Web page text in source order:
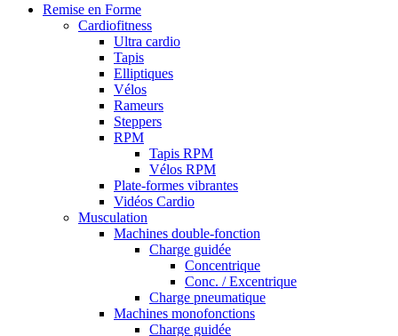
Remise en Forme
Cardiofitness
Ultra cardio
Tapis
Elliptiques
Vélos
Rameurs
Steppers
RPM
Tapis RPM
Vélos RPM
Plate-formes vibrantes
Vidéos Cardio
Musculation
Machines double-fonction
Charge guidée
Concentrique
Conc. / Excentrique
Charge pneumatique
Machines monofonctions
Charge guidée